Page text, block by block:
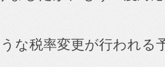
な税率変更が行われる